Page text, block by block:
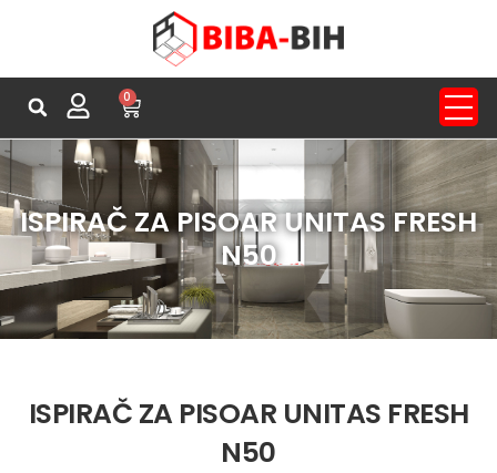
0
ISPIRAČ ZA PISOAR UNITAS FRESH
N50
ISPIRAČ ZA PISOAR UNITAS FRESH
N50